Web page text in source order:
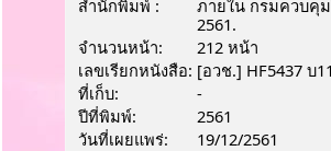
สำนักพิมพ์ :
ภายใน กรมควบคุ
2561.
จำนวนหน้า:
212 หน้า
เลขเรียกหนังสือ: [อวช.] HF5437 บ
ที่เก็บ:
-
ปีที่พิมพ์:
2561
วันที่เผยแพร่:
19/12/2561